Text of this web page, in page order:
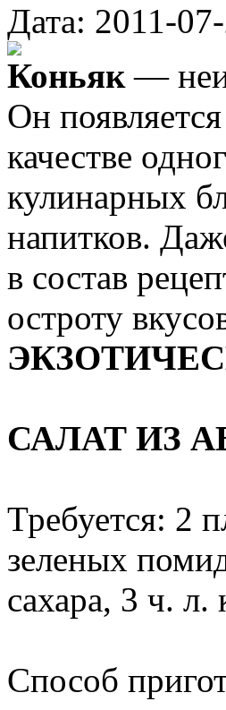
Дата: 2011-
Коньяк—
Он
качестве
кулинарных
напитков.
в состав
остроту
САЛАТ ИЗ
Требуется: 2
зеленых
сахара, 3 ч. л.
Способ